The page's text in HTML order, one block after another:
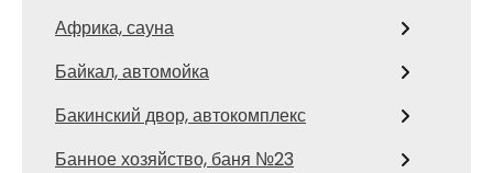
Африка, сауна
Байкал, автомойка
Бакинский двор, автокомплекс
Банное хозяйство, баня №23